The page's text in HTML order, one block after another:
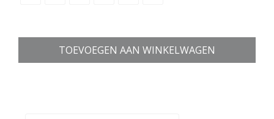
TOEVOEGEN AAN WINKELWAGEN